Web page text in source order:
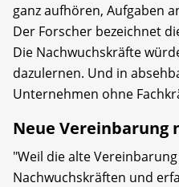
ganz aufhören, Aufgaben
Der Forscher bezeichnet
Die Nachwuchskräfte
dazulernen. Und in
Unternehmen ohne
Neue Vereinbarung
"Weil die alte
Nachwuchskräften und